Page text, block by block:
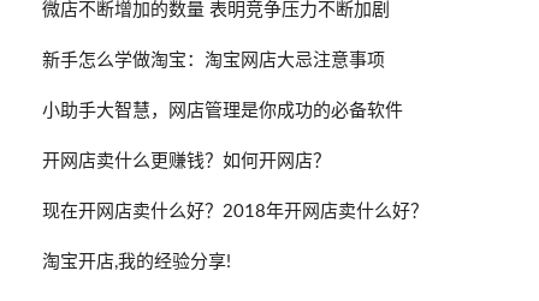
微店不断增加的数量 表明竞争压力不断加剧
新手怎么学做淘宝：淘宝网店大忌注意事项
小助手大智慧，网店管理是你成功的必备软件
开网店卖什么更赚钱？如何开网店？
现在开网店卖什么好？2018年开网店卖什么好？
淘宝开店,我的经验分享!